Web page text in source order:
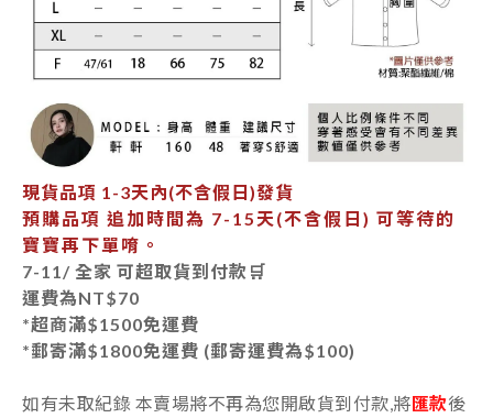
現貨品項 1-3天內(不含假日)發貨
預購品項 追加時間為 7-15天 (不含假日) 可等待的
寶寶再下單唷。
7-11/ 全家 可超取貨到付款🛒
運費為NT$70
*超商滿$1500免運費
*郵寄滿$1800免運費 (郵寄運費為$100)
如有未取紀錄 本賣場將不再為您開啟貨到付款,將匯款後